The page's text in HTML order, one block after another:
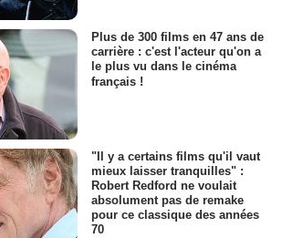
Plus de 300 films en 47 ans de
carrière : c'est l'acteur qu'on a
le plus vu dans le cinéma
français !
"Il y a certains films qu'il vaut
mieux laisser tranquilles" :
Robert Redford ne voulait
absolument pas de remake
pour ce classique des années
70